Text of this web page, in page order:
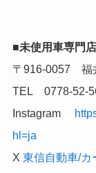
■未使用車専門
〒916-0057 福
TEL 0778-52-
Instagram
hl=ja
X 東信自動車/カ